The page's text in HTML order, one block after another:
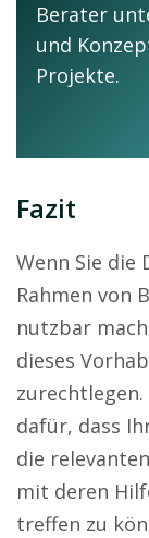
Berater
und
Projekte.
Fazit
Wenn Sie die
Rahmen von
nutzbar
dieses
dafür, dass
die
mit deren
treffen zu